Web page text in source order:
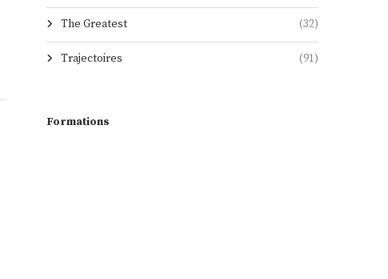
The Greatest (32)
Trajectoires (91)
Formations